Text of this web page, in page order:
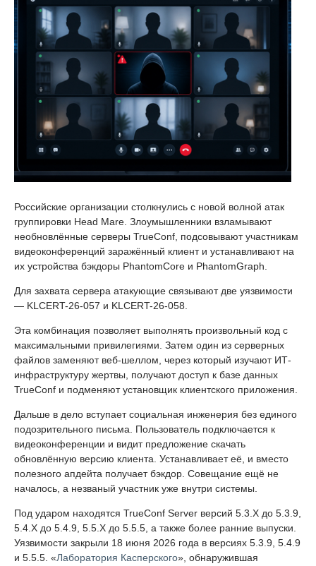
Российские организации столкнулись с новой волной атак
группировки Head Mare. Злоумышленники взламывают
необновлённые серверы TrueConf, подсовывают участникам
видеоконференций заражённый клиент и устанавливают на
их устройства бэкдоры PhantomCore и PhantomGraph.
Для захвата сервера атакующие связывают две уязвимости
— KLCERT-26-057 и KLCERT-26-058.
Эта комбинация позволяет выполнять произвольный код с
максимальными привилегиями. Затем один из серверных
файлов заменяют веб-шеллом, через который изучают ИТ-
инфраструктуру жертвы, получают доступ к базе данных
TrueConf и подменяют установщик клиентского приложения.
Дальше в дело вступает социальная инженерия без единого
подозрительного письма. Пользователь подключается к
видеоконференции и видит предложение скачать
обновлённую версию клиента. Устанавливает её, и вместо
полезного апдейта получает бэкдор. Совещание ещё не
началось, а незваный участник уже внутри системы.
Под ударом находятся TrueConf Server версий 5.3.X до 5.3.9,
5.4.X до 5.4.9, 5.5.X до 5.5.5, а также более ранние выпуски.
Уязвимости закрыли 18 июня 2026 года в версиях 5.3.9, 5.4.9
и 5.5.5. «Лаборатория Касперского», обнаружившая